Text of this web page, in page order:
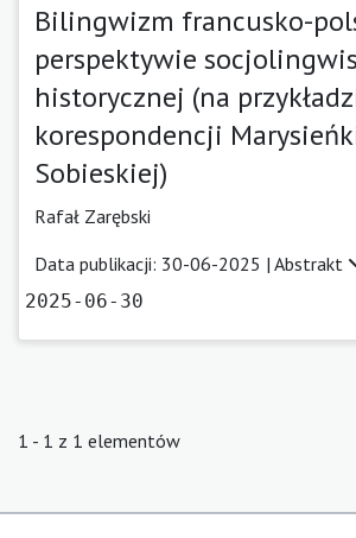
Bilingwizm francusko-
perspektywie
historycznej (na
korespondencji
Sobieskiej)
Rafał Zarębski
Data publikacji: 30-06-2025 | Abstrakt
2025-06-30
1 - 1 z 1 elementów